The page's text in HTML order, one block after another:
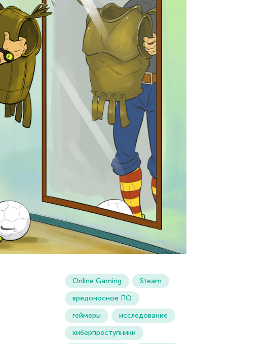
Online Gaming
Steam
вредоносное ПО
геймеры
исследование
киберпреступники